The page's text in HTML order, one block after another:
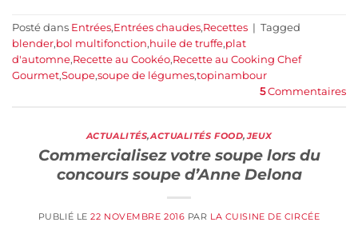
Posté dans Entrées,Entrées chaudes,Recettes | Tagged
blender,bol multifonction,huile de truffe,plat
d'automne,Recette au Cookéo,Recette au Cooking Chef
Gourmet,Soupe,soupe de légumes,topinambour
5Commentaires
ACTUALITÉS,ACTUALITÉS FOOD,JEUX
Commercialisez votre soupe lors du
concours soupe d’Anne Delona
PUBLIÉ LE22 NOVEMBRE 2016 PAR LA CUISINE DE CIRCÉE